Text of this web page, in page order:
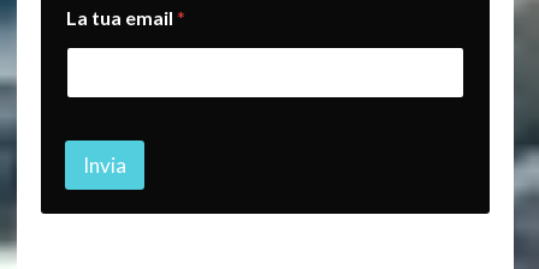
a
e
a
l
La tua email *
Invia